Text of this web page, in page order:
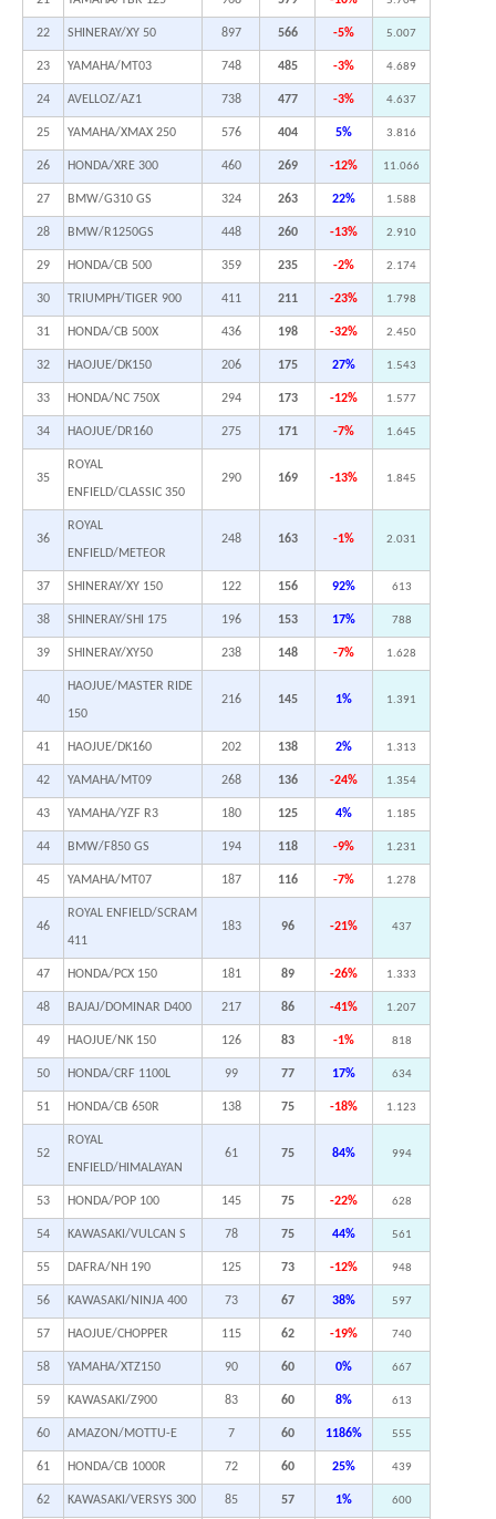
22 SHINERAY/XY 50 897 566 -5% 5.007
23 YAMAHA/MT03 748 485 -3% 4.689
24 AVELLOZ/AZ1 738 477 -3% 4.637
25 YAMAHA/XMAX 250 576 404 5% 3.816
26 HONDA/XRE 300 460 269 -12% 11.066
27 BMW/G310 GS 324 263 22% 1.588
28 BMW/R1250GS 448 260 -13% 2.910
29 HONDA/CB 500 359 235 -2% 2.174
30 TRIUMPH/TIGER 900 411 211 -23% 1.798
31 HONDA/CB 500X 436 198 -32% 2.450
32 HAOJUE/DK150 206 175 27% 1.543
33 HONDA/NC 750X 294 173 -12% 1.577
34 HAOJUE/DR160 275 171 -7% 1.645
35
ROYAL
ENFIELD/CLASSIC 350
290 169 -13% 1.845
36
ROYAL
ENFIELD/METEOR
248 163 -1% 2.031
37 SHINERAY/XY 150 122 156 92% 613
38 SHINERAY/SHI 175 196 153 17% 788
39 SHINERAY/XY50 238 148 -7% 1.628
40
HAOJUE/MASTER RIDE
150
216 145 1% 1.391
41 HAOJUE/DK160 202 138 2% 1.313
42 YAMAHA/MT09 268 136 -24% 1.354
43 YAMAHA/YZF R3 180 125 4% 1.185
44 BMW/F850 GS 194 118 -9% 1.231
45 YAMAHA/MT07 187 116 -7% 1.278
46
ROYAL ENFIELD/SCRAM
411
183 96 -21% 437
47 HONDA/PCX 150 181 89 -26% 1.333
48 BAJAJ/DOMINAR D400 217 86 -41% 1.207
49 HAOJUE/NK 150 126 83 -1% 818
50 HONDA/CRF 1100L 99 77 17% 634
51 HONDA/CB 650R 138 75 -18% 1.123
52
ROYAL
ENFIELD/HIMALAYAN
61 75 84% 994
53 HONDA/POP 100 145 75 -22% 628
54 KAWASAKI/VULCAN S 78 75 44% 561
55 DAFRA/NH 190 125 73 -12% 948
56 KAWASAKI/NINJA 400 73 67 38% 597
57 HAOJUE/CHOPPER 115 62 -19% 740
58 YAMAHA/XTZ150 90 60 0% 667
59 KAWASAKI/Z900 83 60 8% 613
60 AMAZON/MOTTU-E 7 60 1186% 555
61 HONDA/CB 1000R 72 60 25% 439
62 KAWASAKI/VERSYS 300 85 57 1% 600